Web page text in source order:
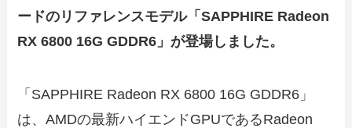
ードのリファレンスモデル「SAPPHIRE Radeon
RX 6800 16G GDDR6」が登場しました。
「SAPPHIRE Radeon RX 6800 16G GDDR6」
は、AMDの最新ハイエンドGPUであるRadeon